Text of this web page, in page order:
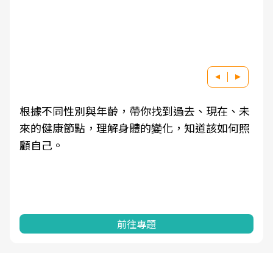
根據不同性別與年齡，帶你找到過去、現在、未
來的健康節點，理解身體的變化，知道該如何照
顧自己。
前往專題